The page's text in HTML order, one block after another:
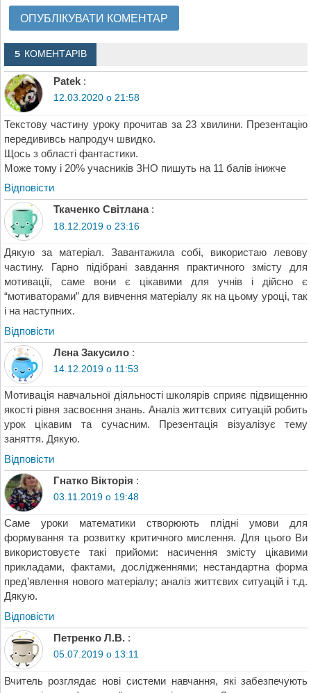
5 КОМЕНТАРІВ
Patek :
12.03.2020 о 21:58
Текстову частину уроку прочитав за 23 хвилини. Презентацію
передививсь напродуч швидко.
Щось з області фантастики.
Може тому і 20% учасників ЗНО пишуть на 11 балів інижче
Відповіcти
Ткаченко Світлана :
18.12.2019 о 23:16
Дякую за матеріал. Завантажила собі, використаю левову
частину. Гарно підібрані завдання практичного змісту для
мотивації, саме вони є цікавими для учнів і дійсно є
“мотиваторами” для вивчення матеріалу як на цьому уроці, так
і на наступних.
Відповіcти
Лєна Закусило :
14.12.2019 о 11:53
Мотивація навчальної діяльності школярів сприяє підвищенню
якості рівня засвоєння знань. Аналіз життєвих ситуацій робить
урок цікавим та сучасним. Презентація візуалізує тему
заняття. Дякую.
Відповіcти
Гнатко Вікторія :
03.11.2019 о 19:48
Саме уроки математики створюють плідні умови для
формування та розвитку критичного мислення. Для цього Ви
використовуєте такі прийоми: насичення змісту цікавими
прикладами, фактами, дослідженнями; нестандартна форма
пред’явлення нового матеріалу; аналіз життєвих ситуацій і т.д.
Дякую.
Відповіcти
Петренко Л.В. :
05.07.2019 о 13:11
Вчитель розглядає нові системи навчання, які забезпечують